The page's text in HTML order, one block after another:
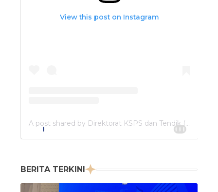
View this post on Instagram
A post shared by Direktorat KSPS dan Tendik (@dit.ksps.tendik)
BERITA TERKINI